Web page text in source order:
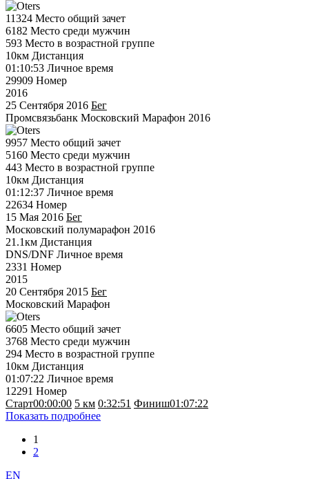
11324 Место общий зачет
6182 Место среди мужчин
593 Место в возрастной группе
10км Дистанция
01:10:53 Личное время
29909 Номер
2016
25 Сентября 2016 Бег
Промсвязьбанк Московский Марафон 2016
9957 Место общий зачет
5160 Место среди мужчин
443 Место в возрастной группе
10км Дистанция
01:12:37 Личное время
22634 Номер
15 Мая 2016 Бег
Московский полумарафон 2016
21.1км Дистанция
DNS/DNF Личное время
2331 Номер
2015
20 Сентября 2015 Бег
Московский Марафон
6605 Место общий зачет
3768 Место среди мужчин
294 Место в возрастной группе
10км Дистанция
01:07:22 Личное время
12291 Номер
Старт00:00:00 5 км 0:32:51 Финиш01:07:22
Показать подробнее
1
2
EN